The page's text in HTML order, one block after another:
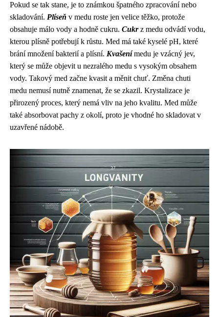
Pokud se tak stane, je to známkou špatného zpracování nebo
skladování. Plíseň v medu roste jen velice těžko, protože
obsahuje málo vody a hodně cukru. Cukrz medu odvádí vodu,
kterou plísně potřebují k růstu. Med má také kyselé pH, které
brání množení bakterií a plísní. Kvašenímedu je vzácný jev,
který se může objevit u nezralého medu s vysokým obsahem
vody. Takový med začne kvasit a měnit chuť. Změna chuti
medu nemusí nutně znamenat, že se zkazil. Krystalizace je
přirozený proces, který nemá vliv na jeho kvalitu. Med může
také absorbovat pachy z okolí, proto je vhodné ho skladovat v
uzavřené nádobě.